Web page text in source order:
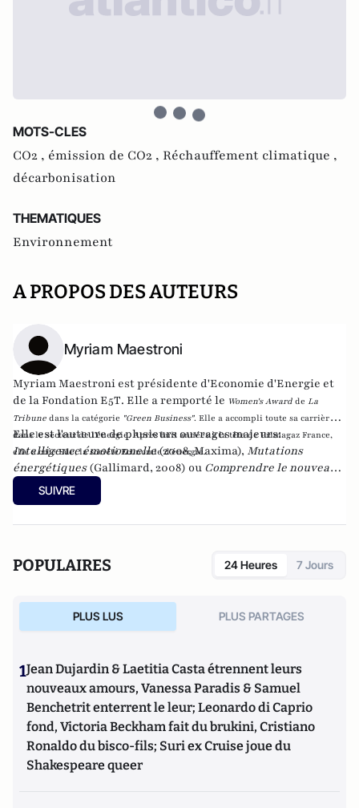
MOTS-CLES
CO2 , émission de CO2 , Réchauffement climatique ,
décarbonisation
THEMATIQUES
Environnement
A PROPOS DES AUTEURS
Myriam Maestroni
Myriam Maestroni est présidente d'Economie d'Energie et
de la Fondation E5T. Elle a remporté le Women's Award de La
Tribune dans la catégorie "Green Business". Elle a accompli toute sa carrière
dans le secteur de l'énergie. Après huit années à la tête de Primagaz France,
elle a crée Ede, la société Economie d'énergie.
Elle est l'auteure de plusieurs ouvrages majeurs:
Intelligence émotionnelle(2008, Maxima), Mutations
énergétiques(Gallimard, 2008) ou Comprendre le nouveau
monde de l'énergie
World 2.0
(Dow éditions).
SUIVRE
POPULAIRES 24 Heures 7 Jours
PLUS LUS PLUS PARTAGES
1Jean Dujardin & Laetitia Casta étrennent leurs
nouveaux amours, Vanessa Paradis & Samuel
Benchetrit enterrent le leur; Leonardo di Caprio
fond, Victoria Beckham fait du brukini, Cristiano
Ronaldo du bisco-fils; Suri ex Cruise joue du
Shakespeare queer